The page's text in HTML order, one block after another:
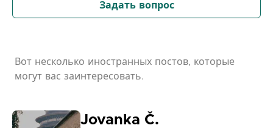
Задать вопрос
Вот несколько иностранных постов, которые
могут вас заинтересовать.
Jovanka Č.